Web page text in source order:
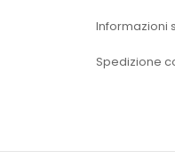
Informazioni
Spedizione